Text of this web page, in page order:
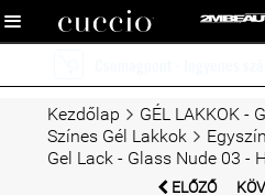
Kezdőlap
GÉL LAKKOK -
Színes Gél Lakkok
Gel Lack - Glass Nude 03 -
ELŐZŐ